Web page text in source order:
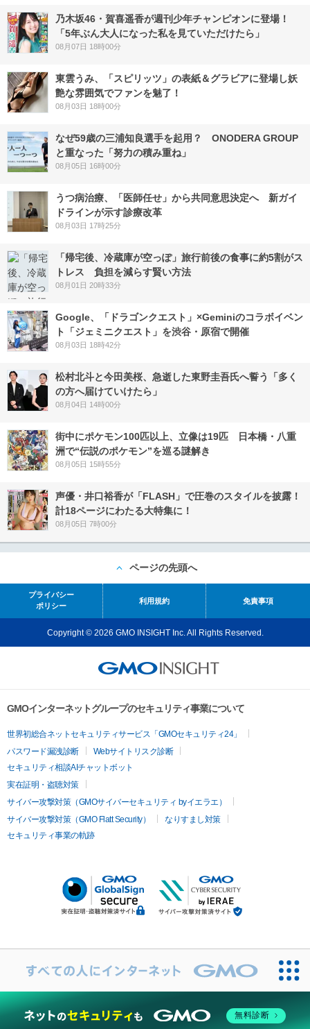
乃木坂46・賀喜遥香が週刊少年チャンピオンに登場！
「5年ぶん大人になった私を見ていただけたら」
08月07日 18時00分
東雲うみ、「スピリッツ」の表紙＆グラビアに登場し妖
艶な雰囲気でファンを魅了！
08月03日 18時00分
なぜ59歳の三浦知良選手を起用？ ONODERA GROUP
と重なった「努力の積み重ね」
08月05日 16時00分
うつ病治療、「医師任せ」から共同意思決定へ 新ガイ
ドラインが示す診療改革
08月03日 17時25分
「帰宅後、冷蔵庫が空っぽ」旅行前後の食事に約5割がス
トレス 負担を減らす賢い方法
08月01日 20時33分
Google、「ドラゴンクエスト」×Geminiのコラボイベン
ト「ジェミニクエスト」を渋谷・原宿で開催
08月03日 18時42分
松村北斗と今田美桜、急逝した東野圭吾氏へ誓う「多く
の方へ届けていけたら」
08月04日 14時00分
街中にポケモン100匹以上、立像は19匹 日本橋・八重
洲で“伝説のポケモン”を巡る謎解き
08月05日 15時55分
声優・井口裕香が「FLASH」で圧巻のスタイルを披露！
計18ページにわたる大特集に！
08月05日 7時00分
ページの先頭へ
プライバシー
ポリシー
利用規約 免責事項
Copyright © 2026 GMO INSIGHT Inc. All Rights Reserved.
GMOインターネットグループのセキュリティ事業について
世界初総合ネットセキュリティサービス「GMOセキュリティ24」
パスワード漏洩診断
Webサイトリスク診断
セキュリティ相談AIチャットボット
実在証明・盗聴対策
サイバー攻撃対策（GMOサイバーセキュリティ byイエラエ）
サイバー攻撃対策（GMO Flatt Security）
なりすまし対策
セキュリティ事業の軌跡
無料診断